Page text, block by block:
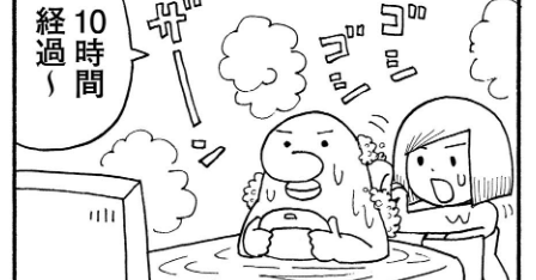
女性向け
アプリレビュー
その他
電ファミニコゲーマーとは？
運営：株式会社マレ